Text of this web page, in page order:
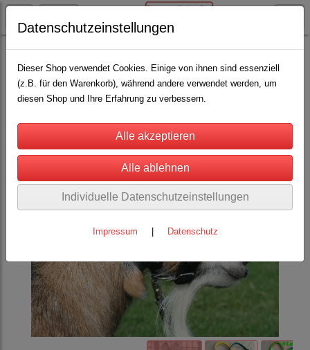
Schäfereibedarf Halfter/ Stricke(25)
Datenschutzeinstellungen
Dieser Shop verwendet Cookies. Einige von ihnen sind essenziell
(z.B. für den Warenkorb), während andere verwendet werden, um
diesen Shop und Ihre Erfahrung zu verbessern.
Individuelle Datenschutzeinstellungen
Impressum Datenschutz